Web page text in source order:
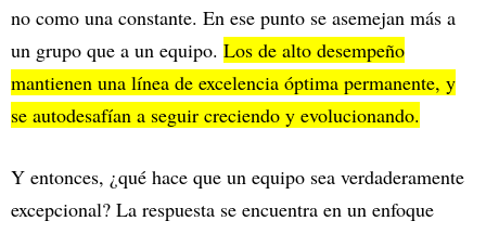
no como una constante. En ese punto se asemejan más a
un grupo que a un equipo. Los de alto desempeño
mantienen una línea de excelencia óptima permanente, y
se autodesafían a seguir creciendo y evolucionando.
Y entonces, ¿qué hace que un equipo sea verdaderamente
excepcional? La respuesta se encuentra en un enfoque